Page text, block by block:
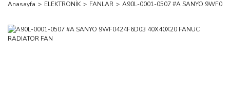
Anasayfa ELEKTRONİK FANLAR A90L-0001-0507 #A SANYO